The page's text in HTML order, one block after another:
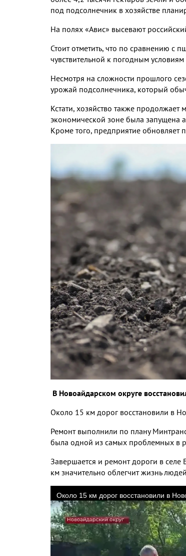
под подсолнечник в хозяйстве
На полях «Авис» высевают
Стоит отметить, что по сравнению с
чувствительной к погодным условиям
Несмотря на сложности прошлого
урожай подсолнечника, который
Кстати, хозяйство также продолжает
экономической зоне была запущена
Кроме того, предприятие обновляет
В Новоайдарском округе
Около 15 км дорог восстановили в
Ремонт выполнили по плану
была одной из самых проблемных в
Завершается и ремонт дороги в селе
км значительно облегчит жизнь людей